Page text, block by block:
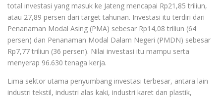
total investasi yang masuk ke Jateng mencapai Rp21,85 triliun,
atau 27,89 persen dari target tahunan. Investasi itu terdiri dari
Penanaman Modal Asing (PMA) sebesar Rp14,08 triliun (64
persen) dan Penanaman Modal Dalam Negeri (PMDN) sebesar
Rp7,77 triliun (36 persen). Nilai investasi itu mampu serta
menyerap 96.630 tenaga kerja.
Lima sektor utama penyumbang investasi terbesar, antara lain
industri tekstil, industri alas kaki, industri karet dan plastik,